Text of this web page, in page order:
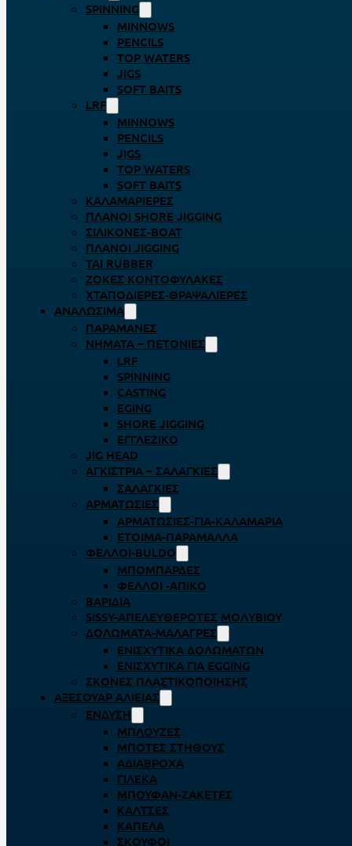
SPINNING
MINNOWS
PENCILS
TOP WATERS
JIGS
SOFT BAITS
LRF
MINNOWS
PENCILS
JIGS
TOP WATERS
SOFT BAITS
ΚΑΛΑΜΑΡΙΈΡΕΣ
ΠΛΆΝΟΙ SHORE JIGGING
ΣΙΛΙΚΌΝΕΣ-BOAT
ΠΛΆΝΟΙ JIGGING
TAI RUBBER
ΖΌΚΕΣ ΚΟΝΤΟΦΎΛΑΚΕΣ
ΧΤΑΠΟΔΙΈΡΕΣ-ΘΡΑΨΑΛΙΈΡΕΣ
ΑΝΑΛΏΣΙΜΑ
ΠΑΡΑΜΆΝΕΣ
ΝΉΜΑΤΑ – ΠΕΤΟΝΙΈΣ
LRF
SPINNING
CASTING
EGING
SHORE JIGGING
ΕΓΓΛΈΖΙΚΟ
JIG HEAD
ΑΓΚΊΣΤΡΙΑ – ΣΑΛΑΓΚΙΈΣ
ΣΑΛΑΓΚΙΈΣ
ΑΡΜΑΤΩΣΙΈΣ
ΑΡΜΑΤΩΣΙΈΣ-ΓΙΑ-ΚΑΛΑΜΆΡΙΑ
ΈΤΟΙΜΑ-ΠΑΡΆΜΑΛΛΑ
ΦΕΛΛΟΊ-BULDO
ΜΠΟΜΠΆΡΔΕΣ
ΦΕΛΛΟΊ -ΑΠΊΚΟ
ΒΑΡΊΔΙΑ
SISSY-ΑΠΕΛΕΥΘΕΡΟΤΈΣ ΜΟΛΥΒΙΟΎ
ΔΟΛΏΜΑΤΑ-ΜΑΛΆΓΡΕΣ
ΕΝΙΣΧΥΤΙΚΆ ΔΟΛΩΜΆΤΩΝ
ΕΝΙΣΧΥΤΙΚΆ ΓΙΑ EGGING
ΣΚΌΝΕΣ ΠΛΑΣΤΙΚΟΠΟΊΗΣΗΣ
ΑΞΕΣΟΥΆΡ ΑΛΙΕΊΑΣ
ΈΝΔΥΣΗ
ΜΠΛΟΎΖΕΣ
ΜΠΌΤΕΣ ΣΤΉΘΟΥΣ
ΑΔΙΆΒΡΟΧΑ
ΓΙΛΈΚΑ
ΜΠΟΥΦΆΝ-ΖΑΚΈΤΕΣ
ΚΆΛΤΣΕΣ
ΚΑΠΈΛΑ
ΣΚΟΎΦΟΙ